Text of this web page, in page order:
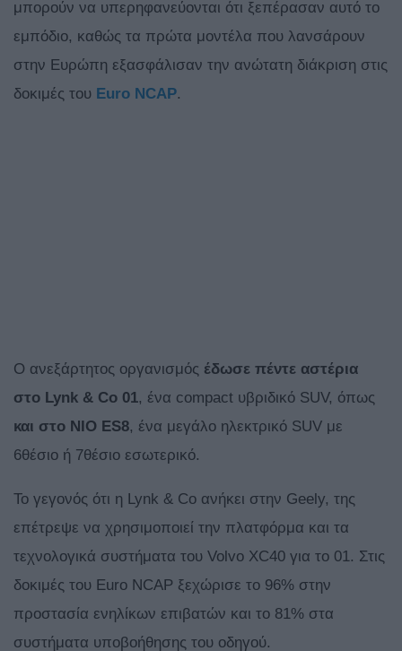
μπορούν να υπερηφανεύονται ότι ξεπέρασαν αυτό το
εμπόδιο, καθώς τα πρώτα μοντέλα που λανσάρουν
στην Ευρώπη εξασφάλισαν την ανώτατη διάκριση στις
δοκιμές του Euro NCAP.
Ο ανεξάρτητος οργανισμός έδωσε πέντε αστέρια
στο Lynk & Co 01, ένα compact υβριδικό SUV, όπως
και στο NIO ES8, ένα μεγάλο ηλεκτρικό SUV με
6θέσιο ή 7θέσιο εσωτερικό.
Το γεγονός ότι η Lynk & Co ανήκει στην Geely, της
επέτρεψε να χρησιμοποιεί την πλατφόρμα και τα
τεχνολογικά συστήματα του Volvo XC40 για το 01. Στις
δοκιμές του Euro NCAP ξεχώρισε το 96% στην
προστασία ενηλίκων επιβατών και το 81% στα
συστήματα υποβοήθησης του οδηγού.